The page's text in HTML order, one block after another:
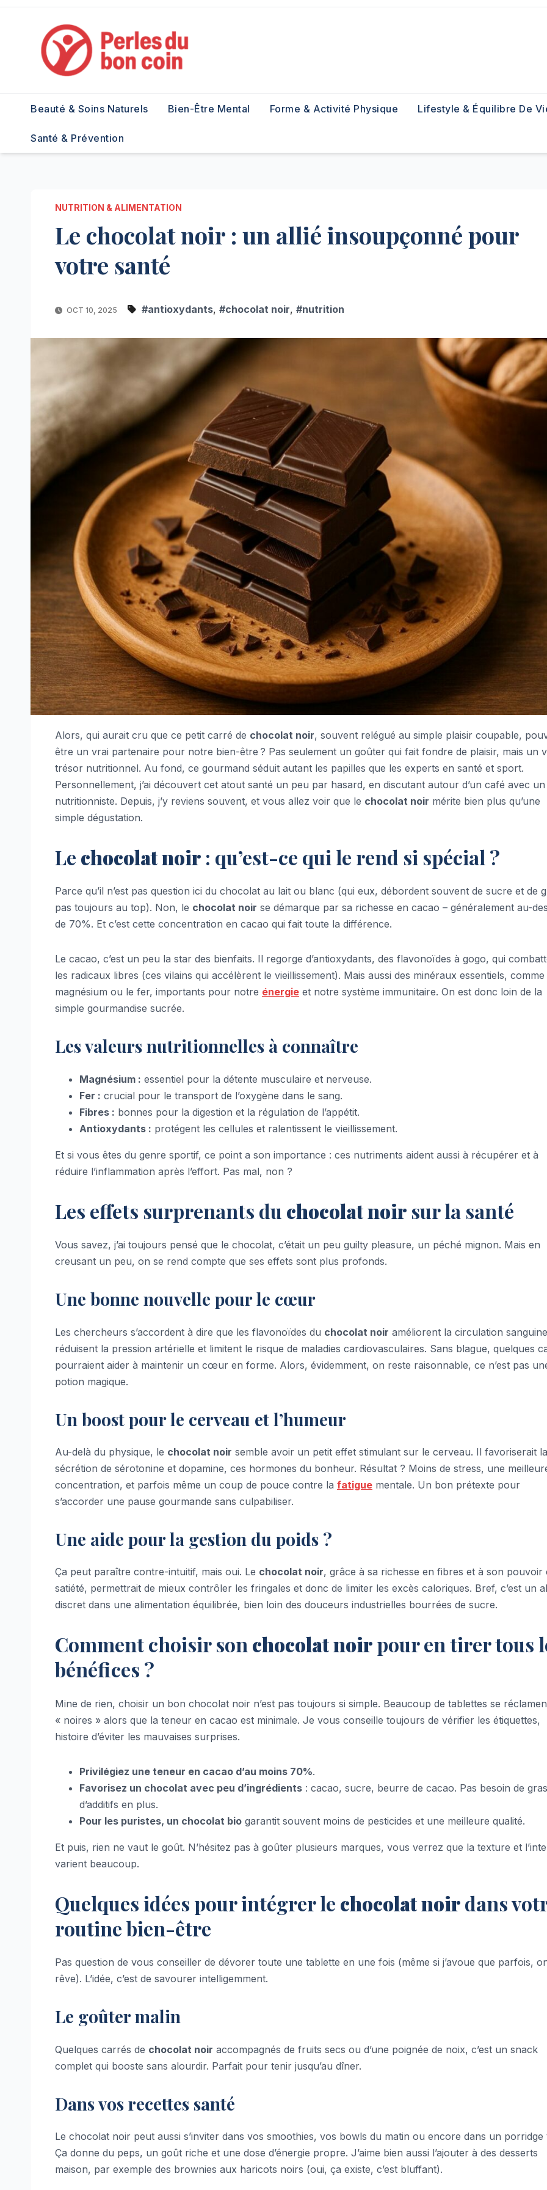
Skip
Beauté & Soins Naturels Bien-Être Mental Forme & Activité Physique Lifestyle & Équilibre De
Santé & Prévention
NUTRITION & ALIMENTATION
Le chocolat noir : un allié insoupçonné pour
votre santé
OCT 10, 2025 #antioxydants, #chocolat noir, #nutrition
Alors, qui aurait cru que ce petit carré de chocolat noir, souvent relégué au simple plaisir coupable,
être un vrai partenaire pour notre bien-être ? Pas seulement un goûter qui fait fondre de plaisir, mais un
trésor nutritionnel. Au fond, ce gourmand séduit autant les papilles que les experts en santé et sport.
Personnellement, j’ai découvert cet atout santé un peu par hasard, en discutant autour d’un café avec un
nutritionniste. Depuis, j’y reviens souvent, et vous allez voir que le chocolat noir mérite bien plus qu’une
simple dégustation.
Le chocolat noir : qu’est-ce qui le rend si spécial ?
Parce qu’il n’est pas question ici du chocolat au lait ou blanc (qui eux, débordent souvent de sucre et de
pas toujours au top). Non, le chocolat noir se démarque par sa richesse en cacao – généralement au-
de 70%. Et c’est cette concentration en cacao qui fait toute la différence.
Le cacao, c’est un peu la star des bienfaits. Il regorge d’antioxydants, des flavonoïdes à gogo, qui
les radicaux libres (ces vilains qui accélèrent le vieillissement). Mais aussi des minéraux essentiels, comme
magnésium ou le fer, importants pour notre énergie et notre système immunitaire. On est donc loin de la
simple gourmandise sucrée.
Les valeurs nutritionnelles à connaître
Magnésium : essentiel pour la détente musculaire et nerveuse.
Fer : crucial pour le transport de l’oxygène dans le sang.
Fibres : bonnes pour la digestion et la régulation de l’appétit.
Antioxydants : protégent les cellules et ralentissent le vieillissement.
Et si vous êtes du genre sportif, ce point a son importance : ces nutriments aident aussi à récupérer et à
réduire l’inflammation après l’effort. Pas mal, non ?
Les effets surprenants du chocolat noir sur la santé
Vous savez, j’ai toujours pensé que le chocolat, c’était un peu guilty pleasure, un péché mignon. Mais en
creusant un peu, on se rend compte que ses effets sont plus profonds.
Une bonne nouvelle pour le cœur
Les chercheurs s’accordent à dire que les flavonoïdes du chocolat noir améliorent la circulation
réduisent la pression artérielle et limitent le risque de maladies cardiovasculaires. Sans blague, quelques
pourraient aider à maintenir un cœur en forme. Alors, évidemment, on reste raisonnable, ce n’est pas
potion magique.
Un boost pour le cerveau et l’humeur
Au-delà du physique, le chocolat noir semble avoir un petit effet stimulant sur le cerveau. Il favoriserait la
sécrétion de sérotonine et dopamine, ces hormones du bonheur. Résultat ? Moins de stress, une
concentration, et parfois même un coup de pouce contre la fatigue mentale. Un bon prétexte pour
s’accorder une pause gourmande sans culpabiliser.
Une aide pour la gestion du poids ?
Ça peut paraître contre-intuitif, mais oui. Le chocolat noir, grâce à sa richesse en fibres et à son pouvoir
satiété, permettrait de mieux contrôler les fringales et donc de limiter les excès caloriques. Bref, c’est un
discret dans une alimentation équilibrée, bien loin des douceurs industrielles bourrées de sucre.
Comment choisir son chocolat noirpour en tirer tous
bénéfices ?
Mine de rien, choisir un bon chocolat noir n’est pas toujours si simple. Beaucoup de tablettes se
« noires » alors que la teneur en cacao est minimale. Je vous conseille toujours de vérifier les étiquettes,
histoire d’éviter les mauvaises surprises.
Privilégiez une teneur en cacao d’au moins 70%.
Favorisez un chocolat avec peu d’ingrédients : cacao, sucre, beurre de cacao. Pas besoin de
d’additifs en plus.
Pour les puristes, un chocolat bio garantit souvent moins de pesticides et une meilleure qualité.
Et puis, rien ne vaut le goût. N’hésitez pas à goûter plusieurs marques, vous verrez que la texture et
varient beaucoup.
Quelques idées pour intégrer le chocolat noirdans
routine bien-être
Pas question de vous conseiller de dévorer toute une tablette en une fois (même si j’avoue que parfois,
rêve). L’idée, c’est de savourer intelligemment.
Le goûter malin
Quelques carrés de chocolat noir accompagnés de fruits secs ou d’une poignée de noix, c’est un snack
complet qui booste sans alourdir. Parfait pour tenir jusqu’au dîner.
Dans vos recettes santé
Le chocolat noir peut aussi s’inviter dans vos smoothies, vos bowls du matin ou encore dans un porridge
Ça donne du peps, un goût riche et une dose d’énergie propre. J’aime bien aussi l’ajouter à des desserts
maison, par exemple des brownies aux haricots noirs (oui, ça existe, c’est bluffant).